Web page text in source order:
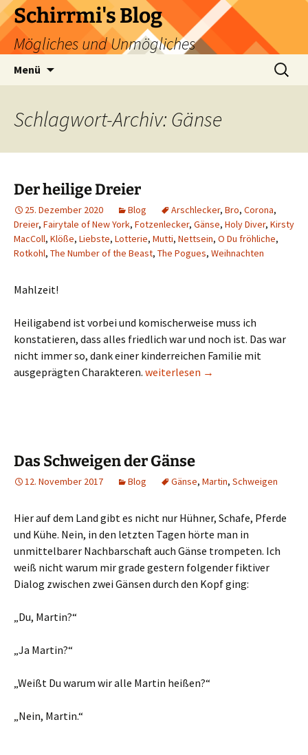
Zum
Inhalt
springen
Schirrmi's Blog
Mögliches und Unmögliches
Menü
Suchen
nach:
Schlagwort-Archiv: Gänse
Der heilige Dreier
25. Dezember 2020 Blog Arschlecker, Bro, Corona,
Dreier, Fairytale of New York, Fotzenlecker, Gänse, Holy Diver, Kirsty
MacColl, Klöße, Liebste, Lotterie, Mutti, Nettsein, O Du fröhliche,
Rotkohl, The Number of the Beast, The Pogues, Weihnachten
Mahlzeit!
Heiligabend ist vorbei und komischerweise muss ich
konstatieren, dass alles friedlich war und noch ist. Das war
nicht immer so, dank einer kinderreichen Familie mit
ausgeprägten Charakteren. Der heilige Dreier
weiterlesen →
Das Schweigen der Gänse
12. November 2017 Blog Gänse, Martin, Schweigen
Hier auf dem Land gibt es nicht nur Hühner, Schafe, Pferde
und Kühe. Nein, in den letzten Tagen hörte man in
unmittelbarer Nachbarschaft auch Gänse trompeten. Ich
weiß nicht warum mir grade gestern folgender fiktiver
Dialog zwischen zwei Gänsen durch den Kopf ging:
„Du, Martin?“
„Ja Martin?“
„Weißt Du warum wir alle Martin heißen?“
„Nein, Martin.“